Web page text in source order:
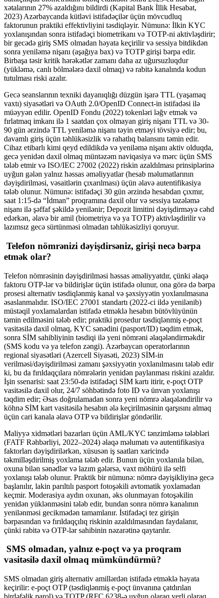
xətalarının 27% azaldığını bildirdi (Kapital Bank İllik Hesabat,
2023) Azərbaycanda kütləvi istifadəçilər üçün mövcudluq
faktorunun praktiki effektivliyini təsdiqləyir. Nümunə: İlkin KYC
yoxlanışından sonra istifadəçi biometrikanı və TOTP-ni aktivləşdirir;
bir gecədə giriş SMS olmadan həyata keçirilir və sessiya bitdikdən
sonra yeniləmə nişanı (aşağıya bax) və TOTP girişi bərpa edir.
Birbaşa təsir kritik hərəkətlər zamanı daha az uğursuzluqdur
(yükləmə, canlı bölmələrə daxil olmaq) və rabitə kanalında kodun
tutulması riski azalır.
Gecə seanslarının texniki dayanıqlığı düzgün işarə TTL (yaşamaq
vaxtı) siyasətləri və OAuth 2.0/OpenID Connect-in istifadəsi ilə
müəyyən edilir. OpenID Fondu (2022) tokenləri ləğv etmək və
fırlatmaq imkanı ilə 1 saatdan çox olmayan giriş nişanı TTL və 30-
90 gün ərzində TTL yeniləmə nişanı təyin etməyi tövsiyə edir; bu,
davamlı giriş üçün təhlükəsizlik və rahatlıq balansını təmin edir.
Cihaz etibarlı kimi qeyd edildikdə və yeniləmə nişanı aktiv olduqda,
gecə yenidən daxil olmaq müntəzəm naviqasiya və mərc üçün SMS
tələb etmir və ISO/IEC 27002 (2022) riskin azaldılması prinsiplərinə
uyğun gələn yalnız həssas əməliyyatlar (hesab məlumatlarının
dəyişdirilməsi, vəsaitlərin çıxarılması) üçün əlavə autentifikasiya
tələb olunur. Nümunə: istifadəçi 30 gün ərzində hesabdan çıxmır,
saat 1:15-də “İdman” proqramına daxil olur və sessiya təzələmə
nişanı ilə şəffaf şəkildə yenilənir; Depozit limitini dəyişdirməyə cəhd
edərkən, əlavə bir amil (biometriya və ya TOTP) aktivləşdirilir və
lazımsız gecə sürtünməsi olmadan təhlükəsizliyi qoruyur.
Telefon nömrənizi dəyişdirsəniz, girişi necə bərpa
etmək olar?
Telefon nömrəsinin dəyişdirilməsi həssas əməliyyatdır, çünki əlaqə
faktoru OTP-lər və bildirişlər üçün istifadə olunur, ona görə də bərpa
prosesi alternativ təsdiqlənmiş kanal və şəxsiyyətin yoxlanılmasına
əsaslanmalıdır. ISO/IEC 27001 standartı (2022-ci ildə yenilənib)
müstəqil yoxlamalardan istifadə etməklə hesabın bütövlüyünün
təmin edilməsini tələb edir; praktiki prosedur təsdiqlənmiş e-poçt
vasitəsilə daxil olmaq, KYC sənədini (pasport/ID) təqdim etmək,
sonra SİM sahibliyinin təsdiqi ilə yeni nömrəni əlaqələndirməkdir
(SMS kodu və ya telefon zəngi). Azərbaycan operatorlarının
regional siyasətləri (Azercell Siyasəti, 2023) SİM-in
verilməsi/dəyişdirilməsi zamanı şəxsiyyətin yoxlanılmasını tələb edir
ki, bu da fırıldaqçılara nömrələrin yenidən paylanması riskini azaldır.
İşin ssenarisi: saat 23:50-də istifadəçi SİM kartı itirir, e-poçt OTP
vasitəsilə daxil olur, 24/7 söhbətində foto ID və ünvan yoxlanışı
təqdim edir; Əsas doğrulamadan sonra yeni nömrə əlaqələndirilir və
köhnə SİM kart vasitəsilə hesabın ələ keçirilməsinin qarşısını almaq
üçün cari kanala əlavə OTP və bildirişlər göndərilir.
Maliyyə xidmətləri bazarları üçün AML/KYC tənzimləmə tələbləri
(FATF Rəhbərliyi, 2022–2024) əlaqə məlumatı və autentifikasiya
faktorları dəyişdirilərkən, xüsusən iş saatları xaricində
təkmilləşdirilmiş yoxlama tələb edir. Bunun üçün yoxlanıla bilən,
oxuna bilən sənədlər və lazım gələrsə, vaxt möhürü ilə selfi
yoxlanışı tələb olunur. Praktik bir nümunə: nömrə dəyişikliyinə gecə
başlanılır, lakin parıltılı pasport fotoşəkili avtomatik yoxlamadan
keçmir. Moderasiya aydın oxunan, əks olunmayan fotoşəkilin
yenidən yüklənməsini tələb edir, bundan sonra nömrə kanalının
yenilənməsi gecikmədən tamamlanır. İstifadəçi tez girişin
bərpasından və fırıldaqçılıq riskinin azaldılmasından faydalanır,
çünki rabitə və OTP-lər sahibinin nəzarətinə qaytarılır.
SMS olmadan, yalnız e-poçt və ya proqram
vasitəsilə daxil olmaq mümkündürmü?
SMS olmadan giriş alternativ amillərdən istifadə etməklə həyata
keçirilir: e-poçt OTP (təsdiqlənmiş e-poçt ünvanına çatdırılan